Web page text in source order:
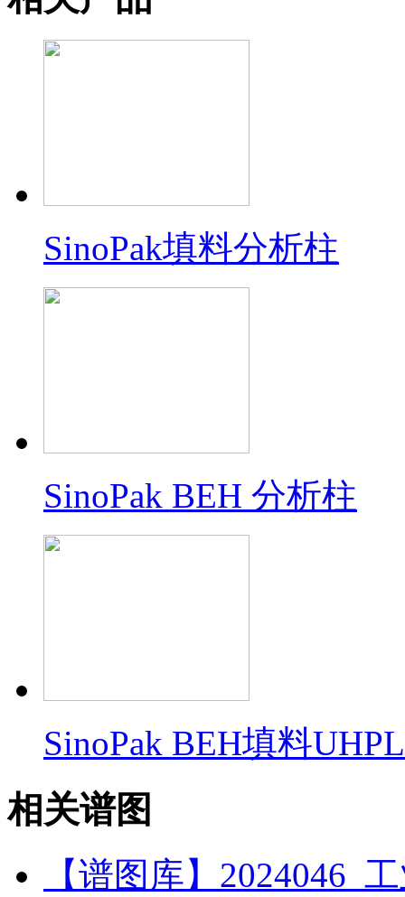
SinoPak填料分析柱
SinoPak BEH 分析柱
SinoPak BEH填料
相关谱图
【谱图库】2024046_